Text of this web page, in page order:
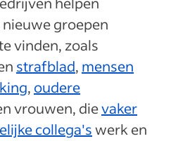
groepen
vinden, zoals
strafblad, mensen
, oudere
vrouwen, dievaker
collega'swerk en